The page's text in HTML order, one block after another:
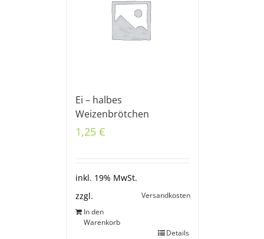
Ei – halbes
Weizenbrötchen
1,25 €
inkl. 19% MwSt.
zzgl.
Versandkosten
In den
Warenkorb
Details